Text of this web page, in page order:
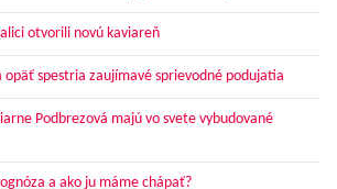
otvorili novú kaviareň
opäť spestria zaujímavé sprievodné podujatia
Podbrezová majú vo svete vybudované
a ako ju máme chápať?